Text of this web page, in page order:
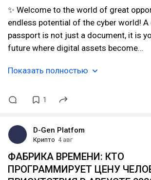
✨ Welcome to the world of great
endless potential of the cyber world! A
passport is not just a document, it is
future where digital assets become…
Показать полностью
1
D-Gen Platfom
Крипто 4 авг
ФАБРИКА ВРЕМЕНИ: КТО
ПРОГРАММИРУЕТ ЦЕНУ